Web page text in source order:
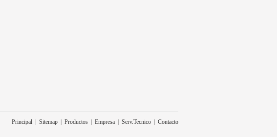
Principal | Sitemap | Productos | Empresa | Serv.Tecnico | Contacto